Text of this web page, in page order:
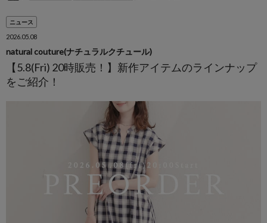
ニュース
2026.05.08
natural couture(ナチュラルクチュール)
【5.8(Fri) 20時販売！】新作アイテムのラインナップ
をご紹介！